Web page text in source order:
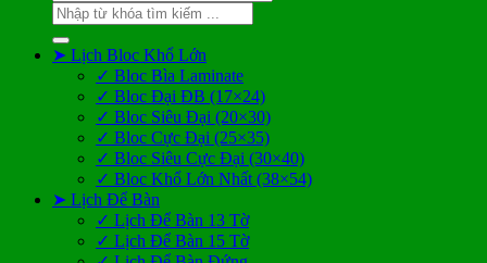
Tìm
kiếm:
➤ Lịch Bloc Khổ Lớn
✓ Bloc Bìa Laminate
✓ Bloc Đại ĐB (17×24)
✓ Bloc Siêu Đại (20×30)
✓ Bloc Cực Đại (25×35)
✓ Bloc Siêu Cực Đại (30×40)
✓ Bloc Khổ Lớn Nhất (38×54)
➤ Lịch Để Bàn
✓ Lịch Để Bàn 13 Tờ
✓ Lịch Để Bàn 15 Tờ